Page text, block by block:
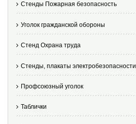
Стенды Пожарная безопасность
Уголок гражданской обороны
Стенд Охрана труда
Стенды, плакаты электробезопасности
Профсоюзный уголок
Таблички